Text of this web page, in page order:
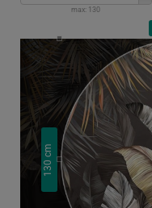
max: 130
130
cm